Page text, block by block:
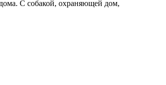
С собакой, охраняющей дом,